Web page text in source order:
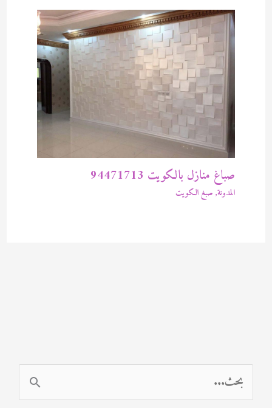
صباغ منازل بالكويت 94471713
المدونة, صبغ الكويت
ل